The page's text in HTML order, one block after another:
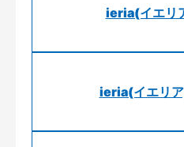
ieria(イエリ
ieria(イエリ